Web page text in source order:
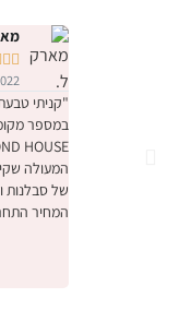



"קניתי
במספר
המעולה
של סבלנות
המחיר